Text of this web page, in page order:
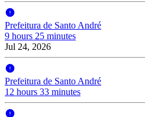
Prefeitura de Santo André
9 hours 25 minutes
Jul 24, 2026
Prefeitura de Santo André
12 hours 33 minutes